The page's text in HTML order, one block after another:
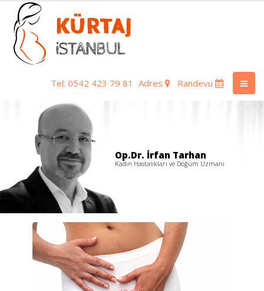
Tel: 0542 423 79 81 Adres Randevu
Op.Dr. İrfan Tarhan
Kadın Hastalıkları ve Doğum Uzmanı